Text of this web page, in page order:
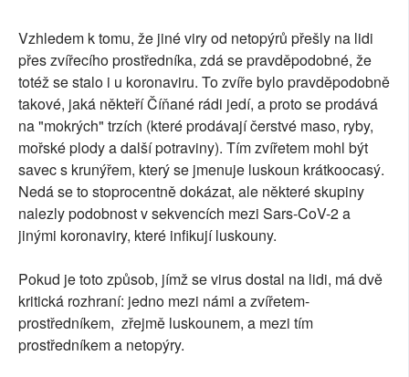
Vzhledem k tomu, že jiné viry od netopýrů přešly na lidi
přes zvířecího prostředníka, zdá se pravděpodobné, že
totéž se stalo i u koronaviru. To zvíře bylo pravděpodobně
takové, jaká někteří Číňané rádi jedí, a proto se prodává
na "mokrých" trzích (které prodávají čerstvé maso, ryby,
mořské plody a další potraviny). Tím zvířetem mohl být
savec s krunýřem, který se jmenuje luskoun krátkoocasý.
Nedá se to stoprocentně dokázat, ale některé skupiny
nalezly podobnost v sekvencích mezi Sars-CoV-2 a
jinými koronaviry, které infikují luskouny.
Pokud je toto způsob, jímž se virus dostal na lidi, má dvě
kritická rozhraní: jedno mezi námi a zvířetem-
prostředníkem, zřejmě luskounem, a mezi tím
prostředníkem a netopýry.